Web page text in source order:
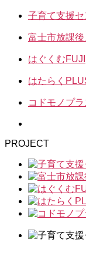
子育て支援セ
富士市放課
はぐくむFUJI
はたらく
コドモノプ
PROJECT